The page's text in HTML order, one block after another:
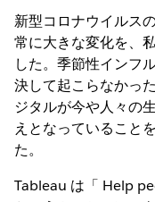
新型コロナウイルス
常に大きな変化を、
した。季節性インフ
決して起こらなかっ
ジタルが今や人々の
えとなっていること
た。
Tableau は「 Help